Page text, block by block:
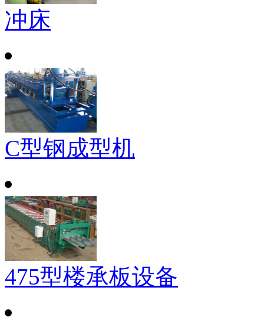
冲床
C型钢成型机
475型楼承板设备